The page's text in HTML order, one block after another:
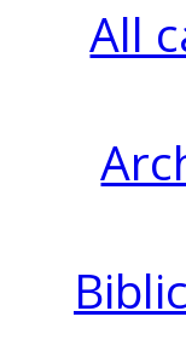
All